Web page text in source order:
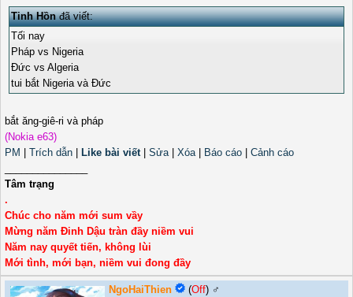
Tinh Hồnđã viết:
Tối nay
Pháp vs Nigeria
Đức vs Algeria
tui bắt Nigeria và Đức
bắt ăng-giê-ri và pháp
(Nokia e63)
PM
Trích dẫn Like bài viết| Sửa| Xóa| Báo cáo
Cảnh cáo
Tâm trạng
.
Chúc cho năm mới sum vầy
Mừng năm Đinh Dậu tràn đầy niềm vui
Năm nay quyết tiến, không lùi
Mới tình, mới bạn, niềm vui đong đầy
NgoHaiThien (Off) ♂️